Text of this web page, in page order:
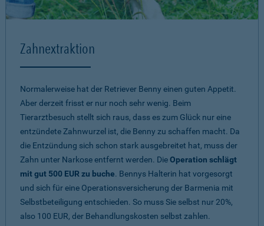
Zahnextraktion
Normalerweise hat der Retriever Benny einen guten Appetit.
Aber derzeit frisst er nur noch sehr wenig. Beim
Tierarztbesuch stellt sich raus, dass es zum Glück nur eine
entzündete Zahnwurzel ist, die Benny zu schaffen macht. Da
die Entzündung sich schon stark ausgebreitet hat, muss der
Zahn unter Narkose entfernt werden. DieOperation schlägt
mit gut 500 EUR zu buche. Bennys Halterin hat vorgesorgt
und sich für eine Operationsversicherung der Barmenia mit
Selbstbeteiligung entschieden. So muss Sie selbst nur 20%,
also 100 EUR, der Behandlungskosten selbst zahlen.